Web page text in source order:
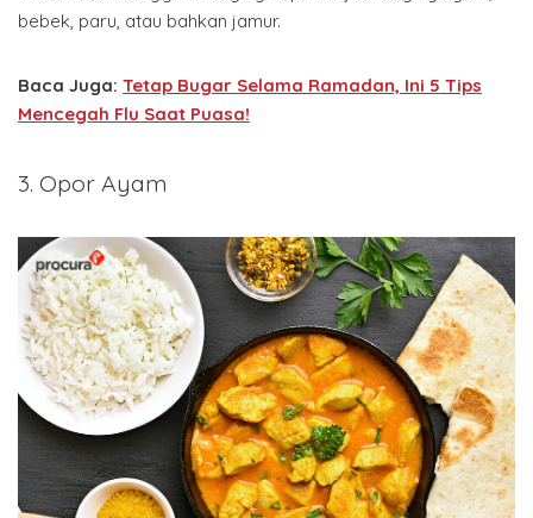
bebek, paru, atau bahkan jamur.
Baca Juga: Tetap Bugar Selama Ramadan, Ini 5 Tips
Mencegah Flu Saat Puasa!
3. Opor Ayam